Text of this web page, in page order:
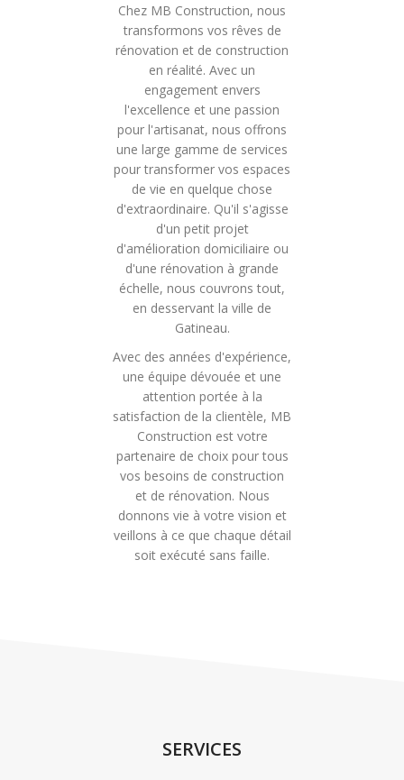
Chez MB Construction, nous
transformons vos rêves de
rénovation et de construction
en réalité. Avec un
engagement envers
l'excellence et une passion
pour l'artisanat, nous offrons
une large gamme de services
pour transformer vos espaces
de vie en quelque chose
d'extraordinaire. Qu'il s'agisse
d'un petit projet
d'amélioration domiciliaire ou
d'une rénovation à grande
échelle, nous couvrons tout,
en desservant la ville de
Gatineau.
Avec des années d'expérience,
une équipe dévouée et une
attention portée à la
satisfaction de la clientèle, MB
Construction est votre
partenaire de choix pour tous
vos besoins de construction
et de rénovation. Nous
donnons vie à votre vision et
veillons à ce que chaque détail
soit exécuté sans faille.
SERVICES